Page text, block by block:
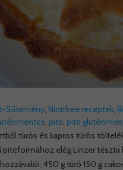
Sütemény, Nutrifree receptek,
pite, pite
túrós és kapros túrós
piteformához elég Linzer tészta
450 g túró 150 g cukor